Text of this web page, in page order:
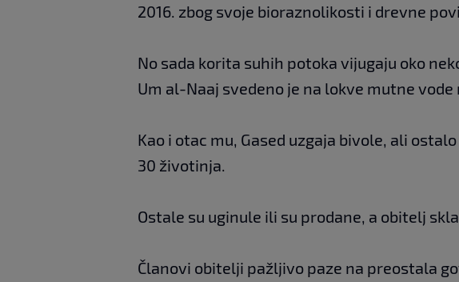
2016. zbog svoje bioraznolikosti i drevne
No sada korita suhih potoka vijugaju oko
Um al-Naaj svedeno je na lokve mutne
Kao i otac mu, Gased uzgaja bivole, ali
30 životinja.
Ostale su uginule ili su prodane, a obitelj
Članovi obitelji pažljivo paze na preostala